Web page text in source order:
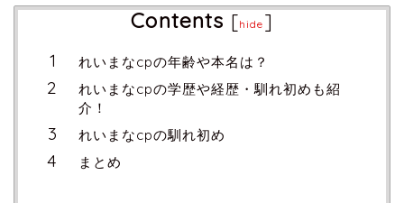
Contents [hide ]
れいまなcpの年齢や本名は？
れいまなcpの学歴や経歴・馴れ初めも紹
介！
れいまなcpの馴れ初め
まとめ